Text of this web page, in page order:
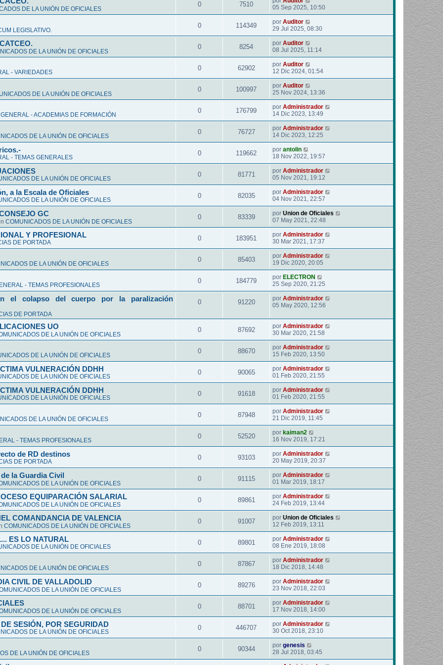
DE LA UNIÓN DE OFICIALES
0 7510
05 Sep 2025, 10:50
LEGISLATIVO.
0 114349 por Auditor
29 Jul 2025, 08:30
DE LA UNIÓN DE OFICIALES
0 8254 por Auditor
08 Jul 2025, 11:14
- VARIEDADES
0 62902 por Auditor
12 Dic 2024, 01:54
DE LA UNIÓN DE OFICIALES
0 100997 por Auditor
25 Nov 2024, 13:36
- ACADEMIAS DE FORMACIÓN
0 176799 por Administrador
14 Dic 2023, 13:49
DE LA UNIÓN DE OFICIALES
0 76727 por Administrador
14 Dic 2023, 12:25
- TEMAS GENERALES
0 119662 por antolin
18 Nov 2022, 19:57
DE LA UNIÓN DE OFICIALES
0 81771 por Administrador
05 Nov 2021, 19:12
a la Escala de Oficiales
DE LA UNIÓN DE OFICIALES
0 82035 por Administrador
04 Nov 2021, 22:57
GC
COMUNICADOS DE LA UNIÓN DE OFICIALES
0 83339 por Union de Oficiales
07 May 2021, 22:48
Y PROFESIONAL
DE PORTADA
0 183951 por Administrador
30 Mar 2021, 17:37
DE LA UNIÓN DE OFICIALES
0 85403 por Administrador
19 Dic 2020, 20:05
- TEMAS PROFESIONALES
0 184779 por ELECTRON
25 Sep 2020, 21:25
el colapso del cuerpo por la paralización
DE PORTADA
0 91220 por Administrador
05 May 2020, 12:56
UO
DE LA UNIÓN DE OFICIALES
0 87692 por Administrador
30 Mar 2020, 21:58
DE LA UNIÓN DE OFICIALES
0 88670 por Administrador
15 Feb 2020, 13:50
VULNERACIÓN DDHH
DE LA UNIÓN DE OFICIALES
0 90065 por Administrador
01 Feb 2020, 21:55
VULNERACIÓN DDHH
DE LA UNIÓN DE OFICIALES
0 91618 por Administrador
01 Feb 2020, 21:55
DE LA UNIÓN DE OFICIALES
0 87948 por Administrador
21 Dic 2019, 11:45
- TEMAS PROFESIONALES
0 52520 por kaiman2
16 Nov 2019, 17:21
de RD destinos
DE PORTADA
0 93103 por Administrador
20 May 2019, 20:37
la Guardia Civil
DE LA UNIÓN DE OFICIALES
0 91115 por Administrador
01 Mar 2019, 18:17
EQUIPARACIÓN SALARIAL
DE LA UNIÓN DE OFICIALES
0 89861 por Administrador
24 Feb 2019, 13:44
COMANDANCIA DE VALENCIA
COMUNICADOS DE LA UNIÓN DE OFICIALES
0 91007 por Union de Oficiales
12 Feb 2019, 13:11
ES LO NATURAL
DE LA UNIÓN DE OFICIALES
0 89801 por Administrador
08 Ene 2019, 18:08
DE LA UNIÓN DE OFICIALES
0 87867 por Administrador
18 Dic 2018, 14:48
CIVIL DE VALLADOLID
DE LA UNIÓN DE OFICIALES
0 89276 por Administrador
23 Nov 2018, 22:03
DE LA UNIÓN DE OFICIALES
0 88701 por Administrador
17 Nov 2018, 14:00
SESIÓN, POR SEGURIDAD
DE LA UNIÓN DE OFICIALES
0 446707 por Administrador
30 Oct 2018, 23:10
DE LA UNIÓN DE OFICIALES
0 90344 por genesis
28 Jul 2018, 03:45